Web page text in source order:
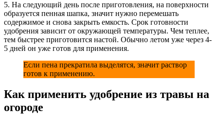
5. На следующий день после приготовления, на поверхности
образуется пенная шапка, значит нужно перемешать
содержимое и снова закрыть емкость. Срок готовности
удобрения зависит от окружающей температуры. Чем теплее,
тем быстрее приготовится настой. Обычно летом уже через 4-
5 дней он уже готов для применения.
Если пена прекратила выделятся, значит раствор
готов к применению.
Как применить удобрение из травы на
огороде